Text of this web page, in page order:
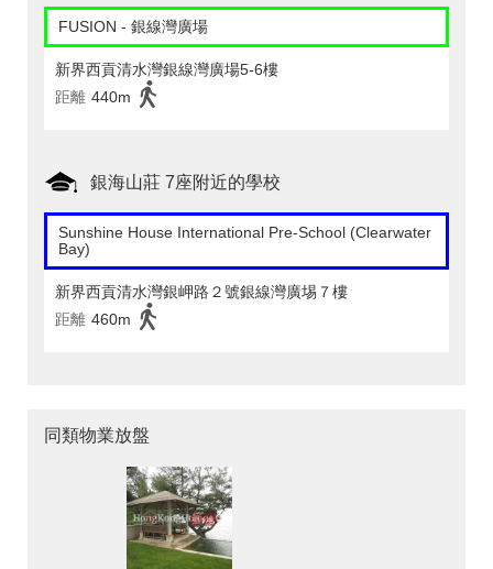
FUSION - 銀線灣廣場
新界西貢清水灣銀線灣廣場5-6樓
距離 440m
銀海山莊 7座附近的學校
Sunshine House International Pre-School (Clearwater
Bay)
新界西貢清水灣銀岬路２號銀線灣廣埸７樓
距離 460m
同類物業放盤